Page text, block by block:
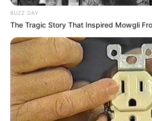
SUBTÍTULO DE IMPACTO: Lo
como una “fiestecita tranqui”
terminó en un infierno de
y correderas. Los uniformados,
número 20 a 1, tuvieron que
mientras la plebe enardecida
que esa noche, la ley no traía
la crónica roja, cruda y sin
trifulca que tiene a media
BUZZ DAY
The Tragic Story That Inspired Mowgli